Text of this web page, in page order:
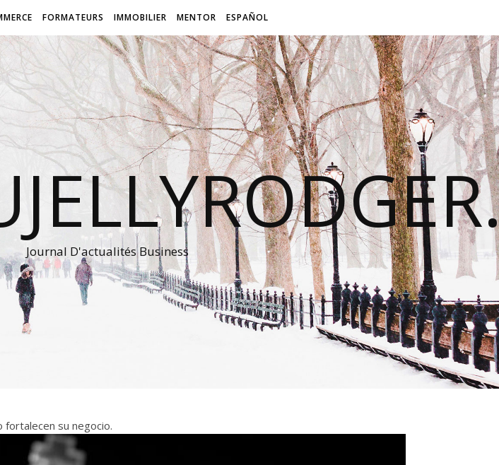
FORMATEURS IMMOBILIER MENTOR ESPAÑOL
Journal D'actualités Business
su negocio.